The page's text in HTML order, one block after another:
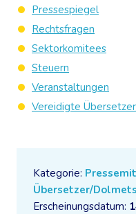
Kategorie:
Übersetzer/
Erscheinungsdatum:
Pressespiegel
Rechtsfragen
Sektorkomitees
Steuern
Veranstaltungen
Vereidigte